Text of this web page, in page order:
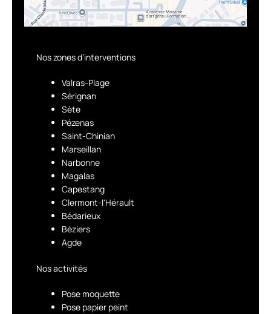
Nos zones d’interventions
Valras-Plage
Sérignan
Sète
Pézenas
Saint-Chinian
Marseillan
Narbonne
Magalas
Capestang
Clermont-l'Hérault
Bédarieux
Béziers
Agde
Nos activités
Pose moquette
Pose papier peint